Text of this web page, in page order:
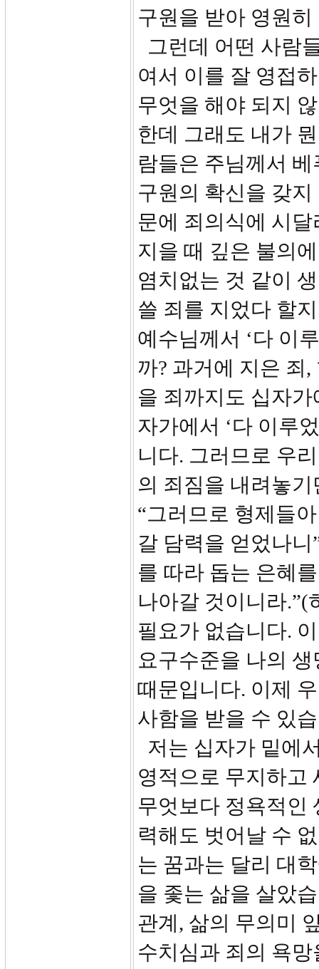
구원을 받아 영원
그런데 어떤 사람
여서 이를 잘 영접
무엇을 해야 되지
한데 그래도 내가
람들은 주님께서
구원의 확신을 갖
문에 죄의식에 시
지을 때 깊은 불의
염치없는 것 같이
쓸 죄를 지었다 할
예수님께서 ‘다 이
까? 과거에 지은 죄
을 죄까지도 십자
자가에서 ‘다 이루
니다. 그러므로 우
의 죄짐을 내려놓
“그러므로 형제들
갈 담력을 얻었나
를 따라 돕는 은혜
나아갈 것이니라.”(
필요가 없습니다.
요구수준을 나의
때문입니다. 이제
사함을 받을 수 있
저는 십자가 밑에
영적으로 무지하고
무엇보다 정욕적인
력해도 벗어날 수
는 꿈과는 달리 대
을 좇는 삶을 살았
관계, 삶의 무의미
수치심과 죄의 욕